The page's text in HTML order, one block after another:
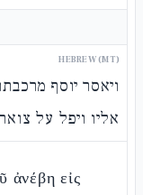
HEBREW (MT)
ויאסר יוסף
אליו ויפל על
ἀνέβη εἰς